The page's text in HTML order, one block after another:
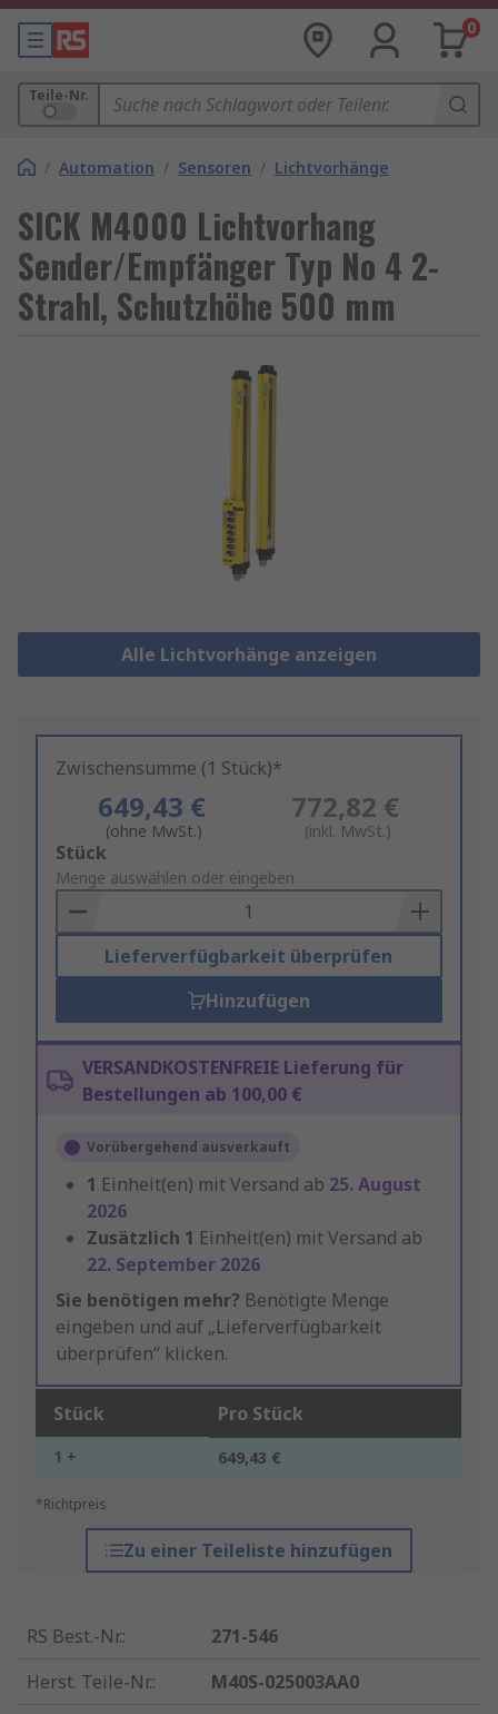
0
Teile-Nr.
/ Automation / Sensoren / Lichtvorhänge
SICK M4000 Lichtvorhang
Sender/Empfänger Typ No 4 2-
Strahl, Schutzhöhe 500 mm
Alle Lichtvorhänge anzeigen
Zwischensumme (1 Stück)*
649,43 €
(ohne MwSt.)
772,82 €
(inkl. MwSt.)
Add
to
Basket
Stück
Menge auswählen oder eingeben
Lieferverfügbarkeit überprüfen
Hinzufügen
VERSANDKOSTENFREIE Lieferung für
Bestellungen ab 100,00 €
Vorübergehend ausverkauft
1 Einheit(en) mit Versand ab 25. August
2026
Zusätzlich 1 Einheit(en) mit Versand ab
22. September 2026
Sie benötigen mehr? Benötigte Menge
eingeben und auf „Lieferverfügbarkeit
überprüfen“ klicken.
Stück Pro Stück
1 + 649,43 €
*Richtpreis
Zu einer Teileliste hinzufügen
RS Best.-Nr.:
271-546
Herst. Teile-Nr.:
M40S-025003AA0